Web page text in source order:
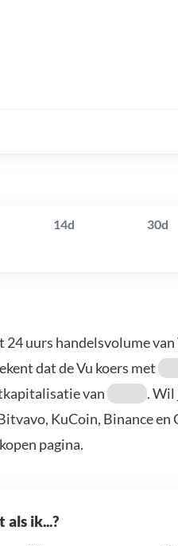
14d 30d
24 uurs handelsvolume
dat de Vu koers met
van
. Wil
KuCoin, Binance en
pagina.
als ik...?